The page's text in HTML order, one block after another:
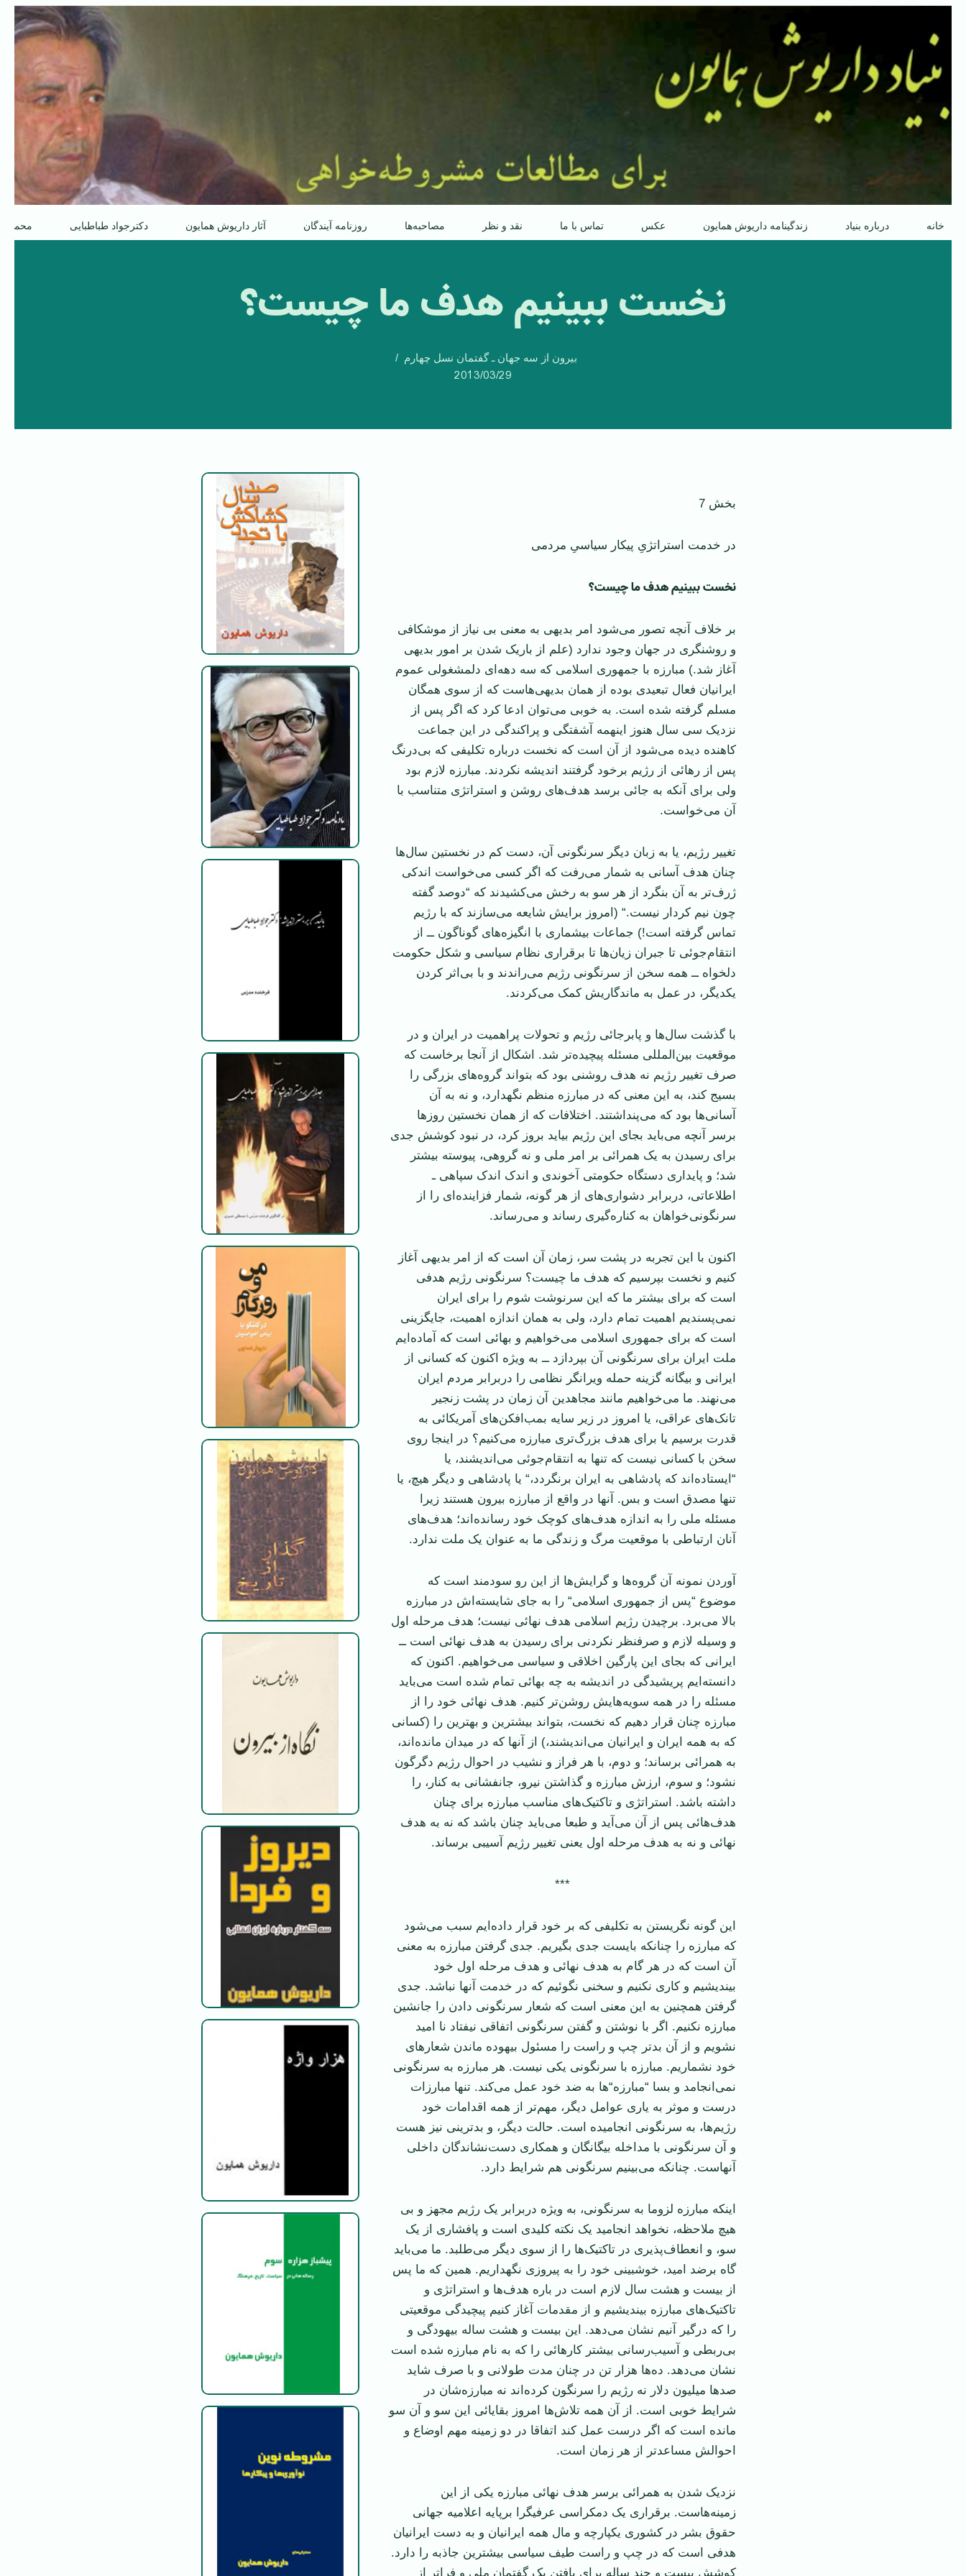
پرش
محتوا
خانه درباره بنیاد زندگینامه داریوش همایون عکس تماس با ما نقد و نظر مصاحبه‌ها روزنامه آیندگان آثار داریوش همایون دکترجواد طباطبایی
نخست ببینیم هدف ما چیست؟
بیرون از سه جهان ـ گفتمان نسل چهارم
2013/03/29
بخش 7
در خدمت استراتژیِ پیکار سیاسیِ مردمی
نخست ببینیم هدف ما چیست؟
بر خلاف آنچه تصور می‌شود امر بدیهی به معنی بی نیاز از موشکافی
و روشنگری در جهان وجود ندارد (علم از باریک شدن بر امور بدیهی
آغاز شد.) مبارزه با جمهوری اسلامی که سه دهه‌ای دلمشغولی عموم
ایرانیان فعال تبعیدی بوده از همان بدیهی‌هاست که از سوی همگان
مسلم گرفته شده است. به خوبی می‌توان ادعا کرد که اگر پس از
نزدیک سی سال هنوز اینهمه آشفتگی و پراکندگی در این جماعت
کاهنده دیده می‌شود از آن است که نخست درباره تکلیفی که بی‌درنگ
پس از رهائی از رژيم برخود گرفتند اندیشه نکردند. مبارزه لازم بود
ولی برای آنکه به جائی برسد هدف‌های روشن و استراتژی متناسب با
آن می‌خواست.
تغییر رژیم، یا به زبان دیگر سرنگونی آن، دست کم در نخستین سال‌ها
چنان هدف آسانی به شمار می‌رفت که اگر کسی می‌خواست اندکی
ژرف‌تر به آن بنگرد از هر سو به رخش می‌کشیدند که “دوصد گفته
چون نیم کردار نیست.“ (امروز برایش شایعه می‌سازند که با رژیم
تماس گرفته است!) جماعات بیشماری با انگیزه‌های گوناگون ــ از
انتقام‌جوئی تا جبران زیان‌ها تا برقراری نظام سياسی و شکل حکومت
دلخواه ــ همه سخن از سرنگونی رژیم می‌راندند و با بی‌اثر کردن
یکدیگر، در عمل به ماندگاریش کمک می‌کردند.
با گذشت سال‌ها و پابرجائی رژیم و تحولات پر‌اهمیت در ایران و در
موقعیت بین‌المللی مسئله پیچیده‌تر شد. اشکال از آنجا برخاست که
صرف تغییر رژیم نه هدف روشنی بود که بتواند گروه‌های بزرگی را
بسیج کند، به این معنی که در مبارزه منظم نگهدارد، و نه به آن
آسانی‌ها بود که می‌پنداشتند. اختلافات که از همان نخستین روز‌ها
برسر آنچه می‌باید بجای این رژيم بیاید بروز کرد، در نبود کوشش جدی
برای رسیدن به يک همرائی بر امر ملی و نه گروهی، پیوسته بیشتر
شد؛ و پایداری دستگاه حکومتی آخوندی و اندک اندک سپاهی ـ
‌اطلاعاتی، دربرابر دشواری‌های از هر گونه، شمار فزاینده‌ای را از
سرنگونی‌خواهان به کناره‌گيری رساند و می‌رساند.
اکنون با این تجربه در پشت سر، زمان آن است که از امر بدیهی آغاز
کنیم و نخست بپرسیم که هدف ما چیست؟ سرنگونی رژیم هدفی
است که برای بیشتر ما که این سرنوشت شوم را برای ایران
نمی‌پسندیم اهمیت تمام دارد، ولی به همان اندازه اهميت، جایگزینی
است که برای جمهوری اسلامی می‌خواهیم و بهائی است که آماده‌ایم
ملت ایران برای سرنگونی آن بپردازد ــ به ویژه اکنون که کسانی از
ایرانی و بیگانه گزینه حمله ویرانگر نظامی را دربرابر مردم ایران
می‌نهند. ما می‌خواهیم مانند مجاهدین آن زمان در پشت زنجیر
تانک‌های عراقی، یا امروز در زیر سایه بمب‌افکن‌های آمریکائی به
قدرت برسیم یا برای هدف بزرگ‌تری مبارزه می‌کنیم؟ در اینجا روی
سخن با کسانی نیست که تنها به انتقام‌جوئی می‌اندیشند، یا
“ایستاده‌اند که پادشاهی به ایران بر‌نگردد،“ یا پادشاهی و ديگر هیچ، یا
تنها مصدق است و بس. آنها در واقع از مبارزه بیرون هستند زیرا
مسئله ملی را به اندازه هدف‌های کوچک خود رسانده‌اند؛ هدف‌های
آنان ارتباطی با موقعیت مرگ و زندگی ما به عنوان یک ملت ندارد.
آوردن نمونه آن گروه‌ها و گرایش‌ها از این رو سودمند است که
موضوع “پس از جمهوری اسلامی“ را به جای شایسته‌اش در مبارزه
بالا می‌برد. برچیدن رژیم اسلامی هدف نهائی نیست؛ هدف مرحله اول
و وسیله لازم و صرفنظر نکردنی برای رسیدن به هدف نهائی است ــ
ایرانی که بجای این پارگین اخلاقی و سیاسی می‌خواهیم. اکنون که
دانسته‌ایم پریشیدگی در اندیشه به چه بهائی تمام شده است می‌باید
مسئله را در همه سویه‌هایش روشن‌تر کنیم. هدف نهائی خود را از
مبارزه چنان قرار دهیم که نخست، بتواند بیشترین و بهترین را (کسانی
که به همه ایران و ایرانیان می‌اندیشند،) از آنها که در میدان مانده‌اند،
به همرائی برساند؛ و دوم، با هر فراز و نشیب در احوال رژیم دگرگون
نشود؛ و سوم، ارزش مبارزه و گذاشتن نیرو، جانفشانی به کنار، را
داشته باشد. استراتژی و تاکتیک‌های مناسب مبارزه برای چنان
هدف‌هائی پس از آن می‌آید و طبعا می‌باید چنان باشد که نه به هدف
نهائی و نه به هدف مرحله اول یعنی تغییر رژیم آسیبی برساند.
***
این گونه نگریستن به تکلیفی که بر خود قرار داده‌ایم سبب می‌شود
که مبارزه را چنانکه بایست جدی بگیریم. جدی گرفتن مبارزه به معنی
آن است که در هر گام به هدف نهائی و هدف مرحله اول خود
بیندیشیم و کاری نکنیم و سخنی نگوئیم که در خدمت آنها نباشد. جدی
گرفتن همچنین به این معنی است که شعار سرنگونی دادن را جانشین
مبارزه نکنیم. اگر با نوشتن و گفتن سرنگونی اتفاقی نیفتاد نا امید
نشویم و از آن بد‌تر چپ و راست را مسئول بیهوده ماندن شعار‌های
خود نشماریم. مبارزه با سرنگونی یکی نیست. هر مبارزه به سرنگونی
نمی‌انجامد و بسا “مبارزه“‌ها به ضد خود عمل می‌کند. تنها مبارزات
درست و موثر به یاری عوامل دیگر، مهم‌تر از همه اقدامات خود
رژیم‌ها، به سرنگونی انجامیده است. حالت دیگر، و بد‌ترینی نیز هست
و آن سرنگونی با مداخله بيگانگان و همکاری دست‌نشاندگان داخلی
آنهاست. چنانکه می‌بینیم سرنگونی هم شرایط دارد.
اینکه مبارزه لزوما به سرنگونی، به ويژه دربرابر يک رژيم مجهز و بی
هيچ ملاحظه، نخواهد انجامید یک نکته کلیدی است و پافشاری از یک
سو، و انعطاف‌پذیری در تاکتیک‌ها را از سوی دیگر می‌طلبد. ما می‌باید
گاه برضد امید، خوشبینی خود را به پیروزی نگهداریم. همین که ما پس
از بیست و هشت سال لازم است در باره هدف‌ها و استراتژی و
تاکتیک‌های مبارزه بیندیشیم و از مقدمات آغاز کنیم پیچیدگی موقعیتی
را که درگیر آنیم نشان می‌دهد. این بیست و هشت ساله بیهودگی و
بی‌ربطی و آسیب‌رسانی بیشتر کار‌هائی را که به نام مبارزه شده است
نشان می‌دهد. ده‌ها هزار تن در چنان مدت طولانی و با صرف شاید
صد‌ها میلیون دلار نه رژیم را سرنگون کرده‌اند نه مبارزه‌شان در
شرایط خوبی است. از آن همه تلاش‌ها امروز بقایائی این سو و آن سو
مانده است که اگر درست عمل کند اتفاقا در دو زمینه مهم اوضاع و
احوالش مساعد‌تر از هر زمان است.
نزدیک شدن به همرائی برسر هدف نهائی مبارزه يکی از این
زمینه‌هاست. برقراری یک دمکراسی عرفیگرا برپایه اعلامیه جهانی
حقوق بشر در کشوری یکپارچه و مال همه ایرانیان و به دست ایرانیان
هدفی است که در چپ و راست طیف سیاسی بیشترین جاذبه را دارد.
کوشش بیست و چند ساله برای یافتن یک گفتمان ملی و فرا‌تر از